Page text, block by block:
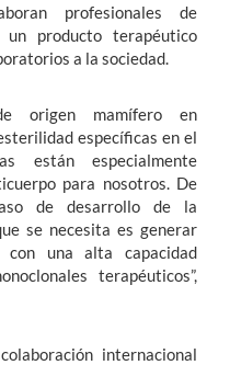
profesionales de
producto terapéutico
a la sociedad.
origen mamífero en
específicas en el
están especialmente
para nosotros. De
de desarrollo de la
se necesita es generar
una alta capacidad
terapéuticos”,
internacional